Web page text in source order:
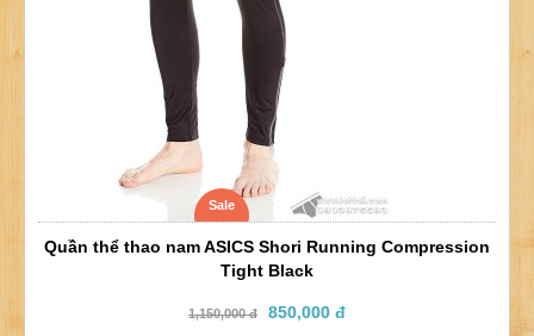
Sale
Quần thể thao nam ASICS Shori Running Compression
Tight Black
1,150,000 đ 850,000 đ